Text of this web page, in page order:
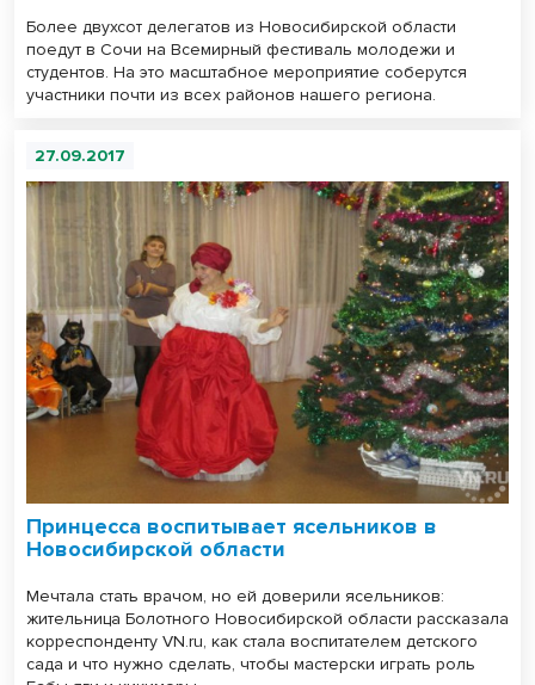
Более двухсот делегатов из Новосибирской области
поедут в Сочи на Всемирный фестиваль молодежи и
студентов. На это масштабное мероприятие соберутся
участники почти из всех районов нашего региона.
27.09.2017
Принцесса воспитывает ясельников в
Новосибирской области
Мечтала стать врачом, но ей доверили ясельников:
жительница Болотного Новосибирской области рассказала
корреспонденту VN.ru, как стала воспитателем детского
сада и что нужно сделать, чтобы мастерски играть роль